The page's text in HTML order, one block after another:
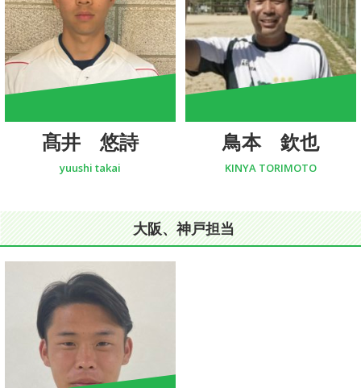
髙井 悠詩
yuushi takai
鳥本 欽也
KINYA TORIMOTO
大阪、神戸担当